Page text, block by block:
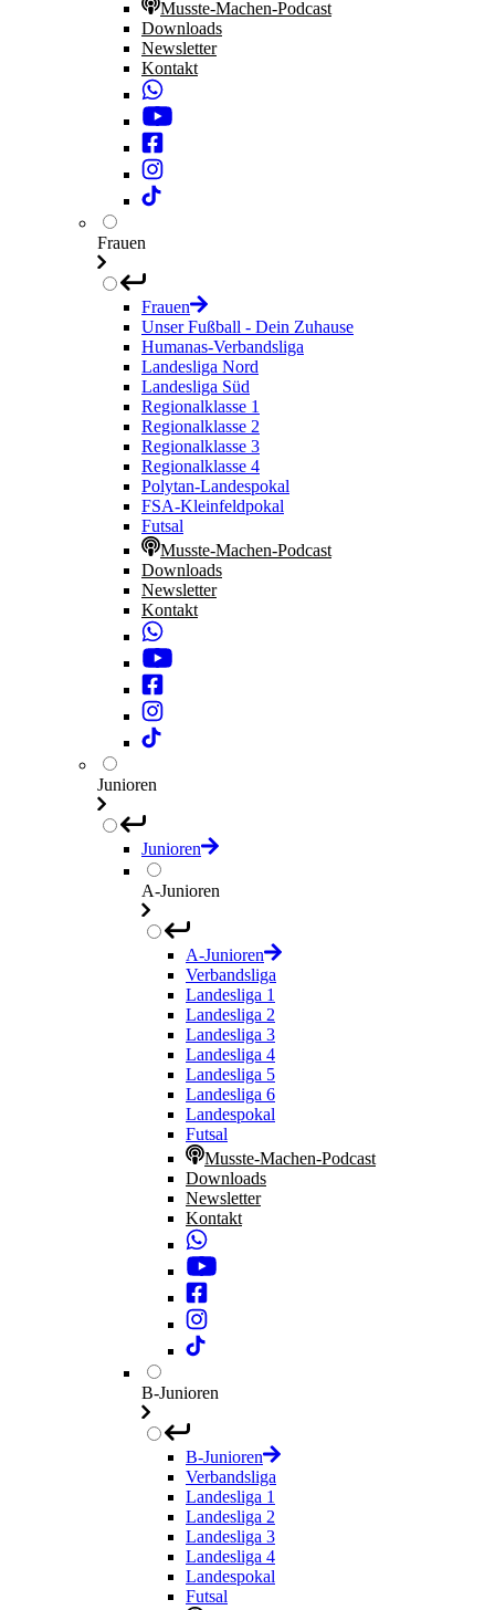
Musste-Machen-Podcast
Downloads
Newsletter
Kontakt
Frauen
Frauen
Unser Fußball - Dein Zuhause
Humanas-Verbandsliga
Landesliga Nord
Landesliga Süd
Regionalklasse 1
Regionalklasse 2
Regionalklasse 3
Regionalklasse 4
Polytan-Landespokal
FSA-Kleinfeldpokal
Futsal
Musste-Machen-Podcast
Downloads
Newsletter
Kontakt
Junioren
Junioren
A-Junioren
A-Junioren
Verbandsliga
Landesliga 1
Landesliga 2
Landesliga 3
Landesliga 4
Landesliga 5
Landesliga 6
Landespokal
Futsal
Musste-Machen-Podcast
Downloads
Newsletter
Kontakt
B-Junioren
B-Junioren
Verbandsliga
Landesliga 1
Landesliga 2
Landesliga 3
Landesliga 4
Landespokal
Futsal